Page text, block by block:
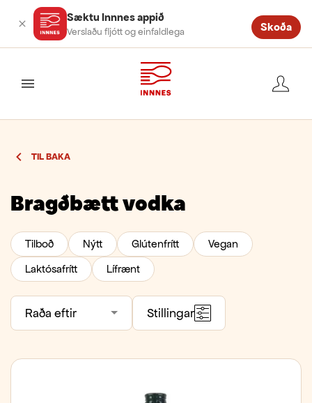
Sæktu Innnes appið
Verslaðu fljótt og einfaldlega Skoða
valmynd
TIL BAKA
Bragðbætt vodka
Tilboð Nýtt Glútenfrítt
Vegan
Laktósafrítt
Lífrænt
Raða eftir Stillingar